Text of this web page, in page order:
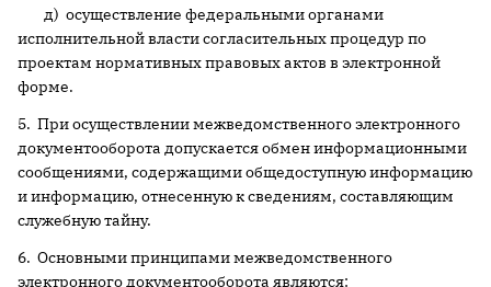
д) осуществление федеральными органами
исполнительной власти согласительных процедур по
проектам нормативных правовых актов в электронной
форме.
5. При осуществлении межведомственного электронного
документооборота допускается обмен информационными
сообщениями, содержащими общедоступную информацию
и информацию, отнесенную к сведениям, составляющим
служебную тайну.
6. Основными принципами межведомственного
электронного документооборота являются: